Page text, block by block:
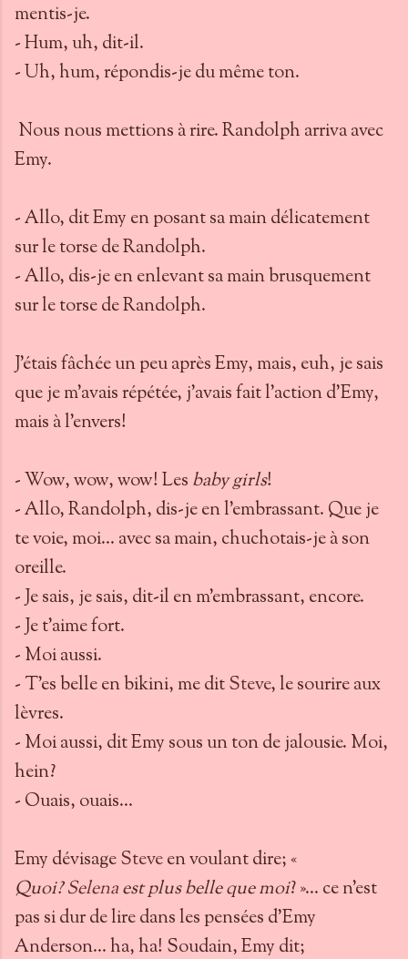
mentis-je.
- Hum, uh, dit-il.
- Uh, hum, répondis-je du même ton.
Nous nous mettions à rire. Randolph arriva avec
Emy.
- Allo, dit Emy en posant sa main délicatement
sur le torse de Randolph.
- Allo, dis-je en enlevant sa main brusquement
sur le torse de Randolph.
J'étais fâchée un peu après Emy, mais, euh, je sais
que je m'avais répétée, j'avais fait l'action d'Emy,
mais à l'envers!
- Wow, wow, wow! Les baby girls!
- Allo, Randolph, dis-je en l’embrassant. Que je
te voie, moi… avec sa main, chuchotais-je à son
oreille.
- Je sais, je sais, dit-il en m’embrassant, encore.
- Je t’aime fort.
- Moi aussi.
- T’es belle en bikini, me ditSteve, le sourire aux
lèvres.
- Moi aussi, dit Emy sous un ton de jalousie. Moi,
hein?
- Ouais, ouais…
Emy dévisageSteveen voulant dire; «
Quoi?Selenaest plus belle que moi? »… ce n’est
pas si dur de lire dans les pensées d’Emy
Anderson… ha, ha! Soudain, Emy dit;